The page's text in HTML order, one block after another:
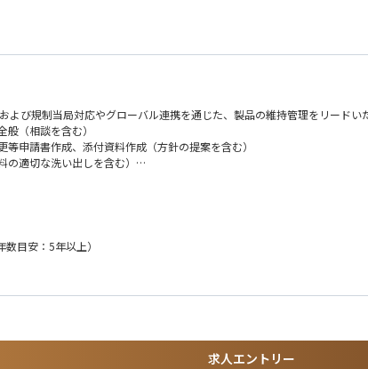
び規制当局対応やグローバル連携を通じた、製品の維持管理をリードい
（相談を含む）
申請書作成、添付資料作成（方針の提案を含む）
適切な洗い出しを含む）
含む）
ることができます。
、さらには他部署と連携し
セスだけでなく、薬事としての総合力を養える環境です。
目安：5年以上）
常的なコミュニケーション
学等）
求人エントリー